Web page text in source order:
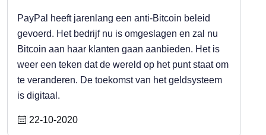
PayPal heeft jarenlang een anti-Bitcoin beleid
gevoerd. Het bedrijf nu is omgeslagen en zal nu
Bitcoin aan haar klanten gaan aanbieden. Het is
weer een teken dat de wereld op het punt staat om
te veranderen. De toekomst van het geldsysteem
is digitaal.
22-10-2020